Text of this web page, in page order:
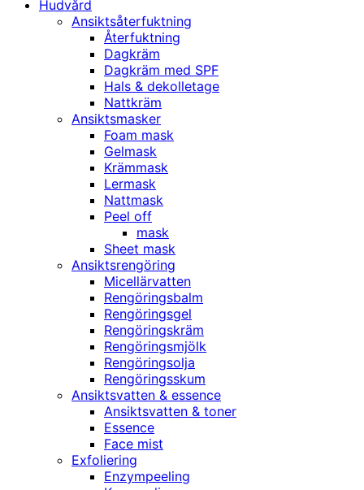
Hudvård
Ansiktsåterfuktning
Återfuktning
Dagkräm
Dagkräm med SPF
Hals & dekolletage
Nattkräm
Ansiktsmasker
Foam mask
Gelmask
Krämmask
Lermask
Nattmask
Peel off
mask
Sheet mask
Ansiktsrengöring
Micellärvatten
Rengöringsbalm
Rengöringsgel
Rengöringskräm
Rengöringsmjölk
Rengöringsolja
Rengöringsskum
Ansiktsvatten & essence
Ansiktsvatten & toner
Essence
Face mist
Exfoliering
Enzympeeling